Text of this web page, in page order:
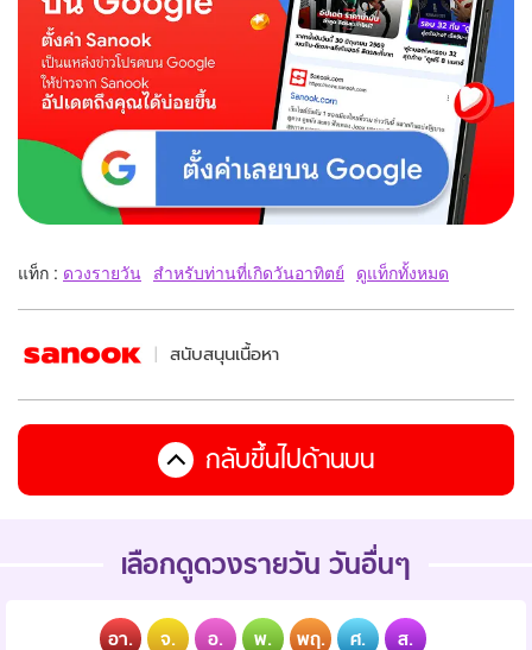
แท็ก : ดวงรายวัน สำหรับท่านที่เกิดวันอาทิตย์ ดูแท็กทั้งหมด
สนับสนุนเนื้อหา
กลับขึ้นไปด้านบน
เลือกดูดวงรายวัน วันอื่นๆ
อา. จ. อ. พ. พฤ. ศ. ส.